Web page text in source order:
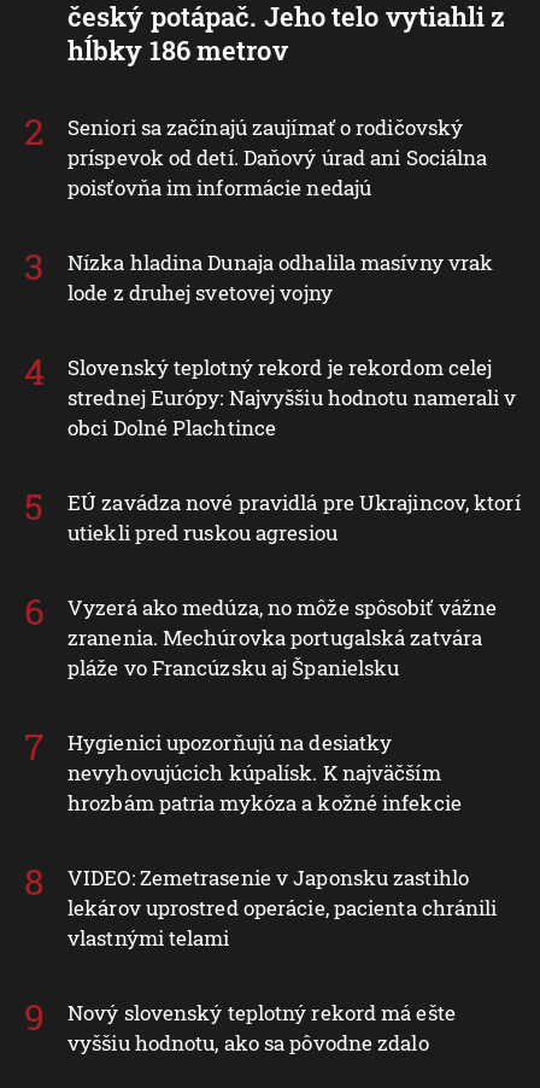
český potápač. Jeho telo vytiahli z
hĺbky 186 metrov
Seniori sa začínajú zaujímať o rodičovský
príspevok od detí. Daňový úrad ani Sociálna
poisťovňa im informácie nedajú
Nízka hladina Dunaja odhalila masívny vrak
lode z druhej svetovej vojny
Slovenský teplotný rekord je rekordom celej
strednej Európy: Najvyššiu hodnotu namerali v
obci Dolné Plachtince
EÚ zavádza nové pravidlá pre Ukrajincov, ktorí
utiekli pred ruskou agresiou
Vyzerá ako medúza, no môže spôsobiť vážne
zranenia. Mechúrovka portugalská zatvára
pláže vo Francúzsku aj Španielsku
Hygienici upozorňujú na desiatky
nevyhovujúcich kúpalísk. K najväčším
hrozbám patria mykóza a kožné infekcie
VIDEO: Zemetrasenie v Japonsku zastihlo
lekárov uprostred operácie, pacienta chránili
vlastnými telami
Nový slovenský teplotný rekord má ešte
vyššiu hodnotu, ako sa pôvodne zdalo